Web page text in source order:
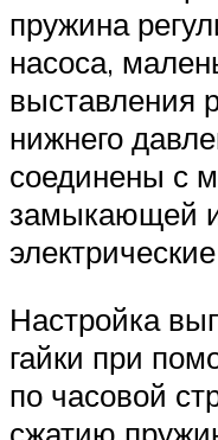
пружина
насоса,
выставления
нижнего
соединены с
замыкающей
Настройка
гайки при
по часовой